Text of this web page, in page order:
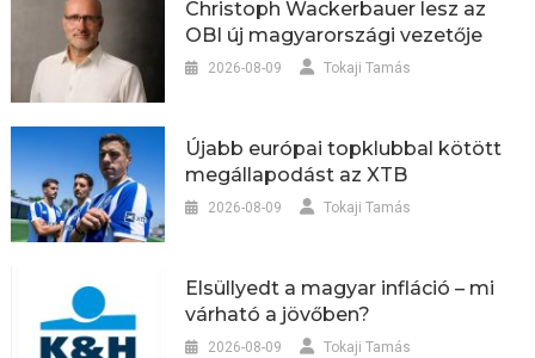
Christoph Wackerbauer lesz az
OBI új magyarországi vezetője
2026-08-09 Tokaji Tamás
Újabb európai topklubbal kötött
megállapodást az XTB
2026-08-09 Tokaji Tamás
Elsüllyedt a magyar infláció – mi
várható a jövőben?
2026-08-09 Tokaji Tamás